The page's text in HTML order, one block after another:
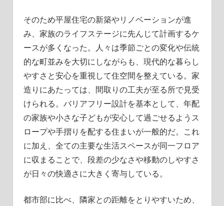
そのため平屋住宅の新築やリノベーションが進
み、家族のライフステージに先んじて計画するケ
ースが多くなった。人々は季節ごとの変化や伝統
的な町並みを大切にしながらも、現代的な暮らし
やすさと安心を重視して住空間を整えている。家
造りにあたっては、間取りの工夫が至る所で見受
けられる。バリアフリー設計を基本として、年配
の家族や小さな子どもが安心して過ごせるようス
ロープや手摺りを配する住まいが一般的だ。これ
に加え、全ての主要な生活スペースが同一フロア
に収まることで、段差の少なさや移動のしやすさ
が日々の快適さに大きく寄与している。
都市部に比べ、隣家との距離をとりやすいため、